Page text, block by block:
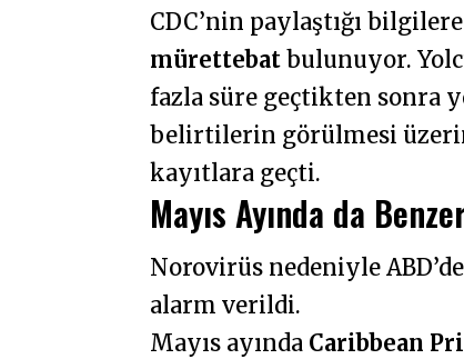
CDC’nin paylaştığı
mürettebat bulunuyor.
fazla süre geçtikten sonra
belirtilerin görülmesi
kayıtlara geçti.
Mayıs Ayında da
Norovirüs nedeniyle
alarm verildi.
Mayıs ayında Caribbean